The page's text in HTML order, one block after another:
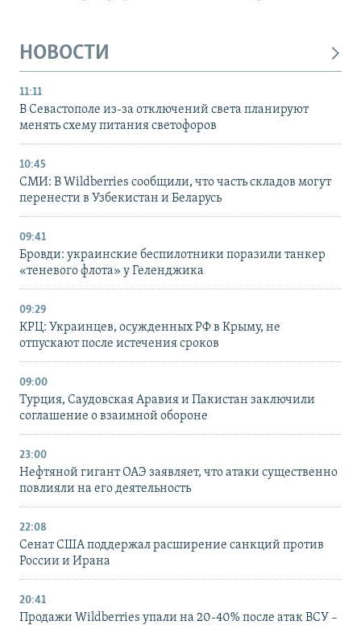
НОВОСТИ
11:11
В Севастополе из-за отключений света планируют
менять схему питания светофоров
10:45
СМИ: В Wildberries сообщили, что часть складов могут
перенести в Узбекистан и Беларусь
09:41
Бровди: украинские беспилотники поразили танкер
«теневого флота» у Геленджика
09:29
КРЦ: Украинцев, осужденных РФ в Крыму, не
отпускают после истечения сроков
09:00
Турция, Саудовская Аравия и Пакистан заключили
соглашение о взаимной обороне
23:00
Нефтяной гигант ОАЭ заявляет, что атаки существенно
повлияли на его деятельность
22:08
Сенат США поддержал расширение санкций против
России и Ирана
20:41
Продажи Wildberries упали на 20-40% после атак ВСУ –